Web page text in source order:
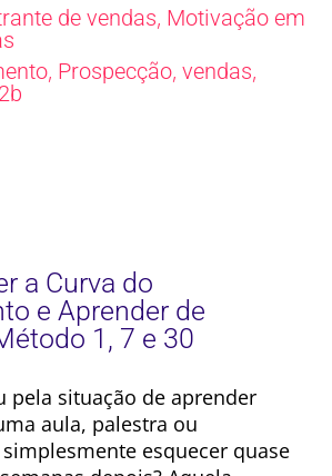
de vendas, Motivação em
, Prospecção, vendas,
a Curva do
e Aprender de
1, 7 e 30
pela situação de aprender
aula, palestra ou
esquecer quase